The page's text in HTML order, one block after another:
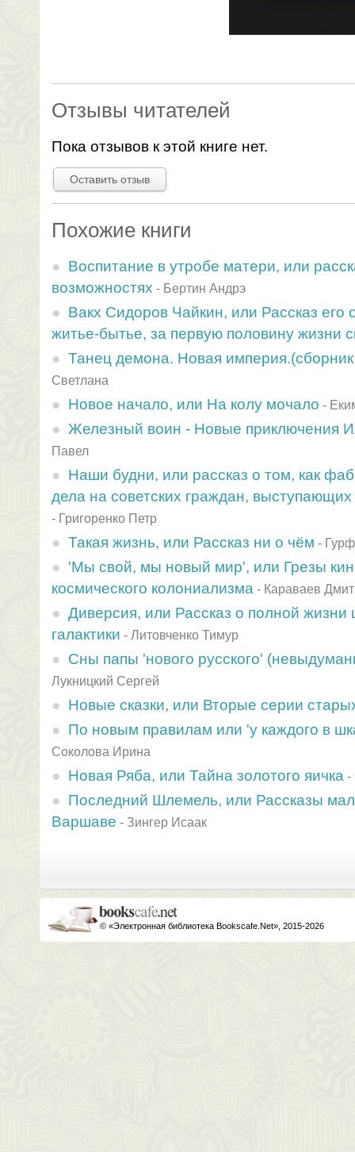
Отзывы читателей
Пока отзывов к этой книге нет.
Оставить отзыв
Похожие книги
Воспитание в утробе матери, или
возможностях - Бертин Андрэ
Вакх Сидоров Чайкин, или Рассказ его
житье-бытье, за первую половину жизни
Танец демона. Новая империя.(сборник
Светлана
Новое начало, или На колу мочало -
Железный воин - Новые приключения
Павел
Наши будни, или рассказ о том, как
дела на советских граждан,
- Григоренко Петр
Такая жизнь, или Рассказ ни о чём -
'Мы свой, мы новый мир', или Грезы
космического колониализма - Караваев
Диверсия, или Рассказ о полной жизни
галактики - Литовченко Тимур
Сны папы 'нового русского'
Лукницкий Сергей
Новые сказки, или Вторые серии
По новым правилам или 'у каждого в
Соколова Ирина
Новая Ряба, или Тайна золотого яичка -
Последний Шлемель, или Рассказы
Варшаве - Зингер Исаак
© «Электронная библиотека Bookscafe.Net», 2015-2026